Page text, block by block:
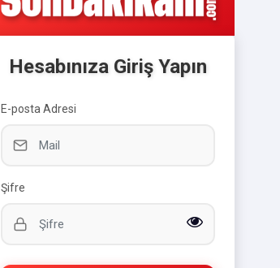
Hesabınıza Giriş Yapın
E-posta Adresi
Şifre